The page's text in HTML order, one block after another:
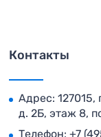
Контакты
Адрес: 127015,
д. 2Б, этаж 8,
Телефон: +7